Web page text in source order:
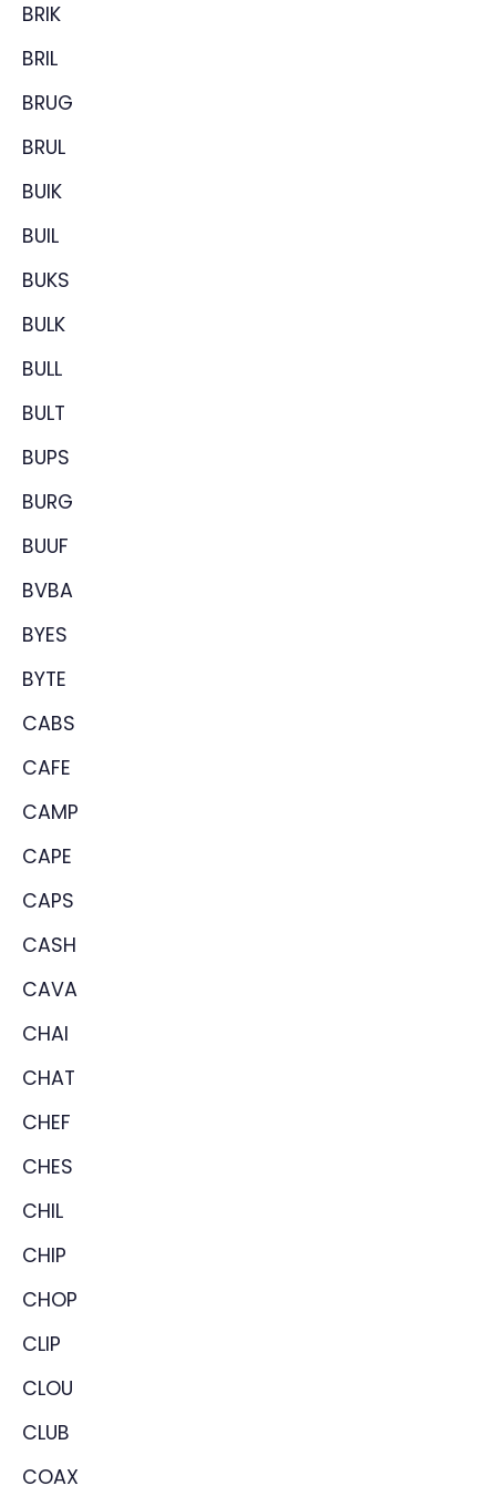
BRIK
BRIL
BRUG
BRUL
BUIK
BUIL
BUKS
BULK
BULL
BULT
BUPS
BURG
BUUF
BVBA
BYES
BYTE
CABS
CAFE
CAMP
CAPE
CAPS
CASH
CAVA
CHAI
CHAT
CHEF
CHES
CHIL
CHIP
CHOP
CLIP
CLOU
CLUB
COAX